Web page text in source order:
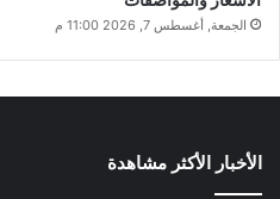
الجمعة, أغسطس 7, 2026 11:00 م
الأخبار الأكثر مشاهدة